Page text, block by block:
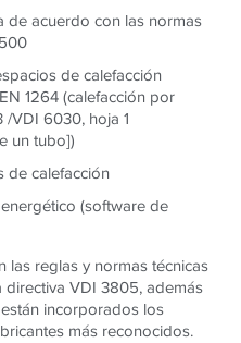
de acuerdo con las normas
de calefacción
1264 (calefacción por
VDI 6030, hoja 1
un tubo])
de calefacción
(software de
las reglas y normas técnicas
VDI 3805, además
incorporados los
más reconocidos.